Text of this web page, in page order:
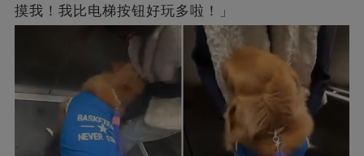
摸我！我比电梯按钮好玩多啦！」